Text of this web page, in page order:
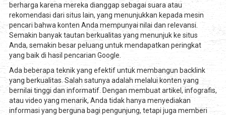
berharga karena mereka dianggap sebagai suara atau
rekomendasi dari situs lain, yang menunjukkan kepada mesin
pencari bahwa konten Anda mempunyai nilai dan relevansi.
Semakin banyak tautan berkualitas yang menunjuk ke situs
Anda, semakin besar peluang untuk mendapatkan peringkat
yang baik di hasil pencarian Google.
Ada beberapa teknik yang efektif untuk membangun backlink
yang berkualitas. Salah satunya adalah melalui konten yang
bernilai tinggi dan informatif. Dengan membuat artikel, infografis,
atau video yang menarik, Anda tidak hanya menyediakan
informasi yang berguna bagi pengunjung, tetapi juga memberi